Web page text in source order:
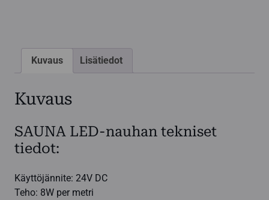
Kuvaus Lisätiedot
Kuvaus
SAUNA LED-nauhan tekniset
tiedot:
Käyttöjännite: 24V DC
Teho: 8W per metri